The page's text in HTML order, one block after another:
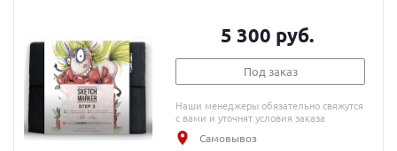
5 300 руб.
Под заказ
Наши менеджеры обязательно свяжутся
с вами и уточнят условия заказа
Самовывоз